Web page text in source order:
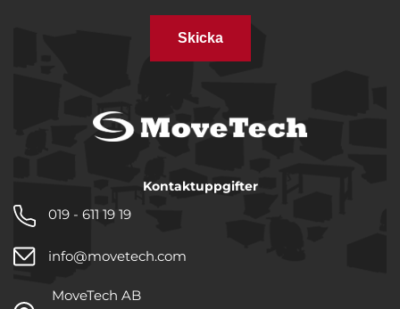
Skicka
Kontaktuppgifter
019 - 611 19 19
info@movetech.com
MoveTech AB